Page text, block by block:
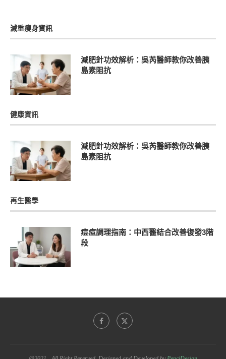
減重瘦身資訊
減肥針功效解析：吳芮醫師教你改善胰
島素阻抗
健康資訊
減肥針功效解析：吳芮醫師教你改善胰
島素阻抗
再生醫學
痘痘調理指南：中西醫結合改善復發3階
段